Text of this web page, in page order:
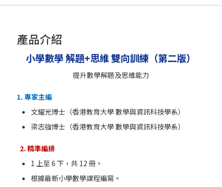
產品介紹
小學數學 解題+思維 雙向訓練（第二版）
提升數學解題及思維能力
1. 專家主編
文耀光博士（香港教育大學 數學與資訊科技學系）
梁志強博士（香港教育大學 數學與資訊科技學系）
2. 精準編排
1 上至 6 下，共 12 冊。
根據最新小學數學課程編寫。